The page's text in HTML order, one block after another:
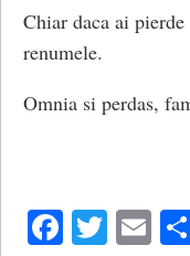
Chiar daca ai
renumele.
Omnia si perdas,